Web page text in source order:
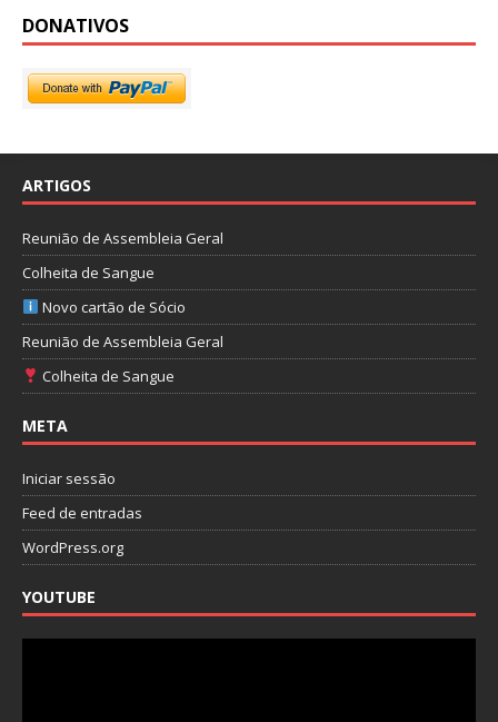
DONATIVOS
ARTIGOS
Reunião de Assembleia Geral
Colheita de Sangue
Novo cartão de Sócio
Reunião de Assembleia Geral
Colheita de Sangue
META
Iniciar sessão
Feed de entradas
WordPress.org
YOUTUBE